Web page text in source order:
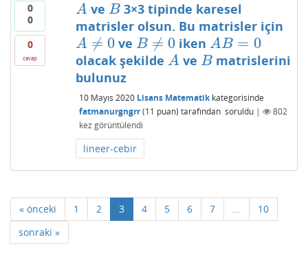
0
0
0
cevap
A
A ve B
B 3×3 tipinde karesel
matrisler olsun. Bu matrisler için
A ≠ 0
A≠ 0 ve B ≠ 0
B≠ 0 ikenAB = 0
AB=0
olacak şekilde A
A ve B
B matrislerini
bulunuz
10 Mayıs 2020 Lisans Matematikkategorisinde
fatmanurgngrr (11 puan) tarafından soruldu |
802
kez görüntülendi
lineer-cebir
« önceki 1 2 3 4 5 6 7 ...
10
sonraki »